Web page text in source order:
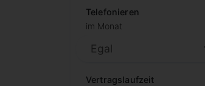
Telefonieren
im Monat
Vertragslaufzeit